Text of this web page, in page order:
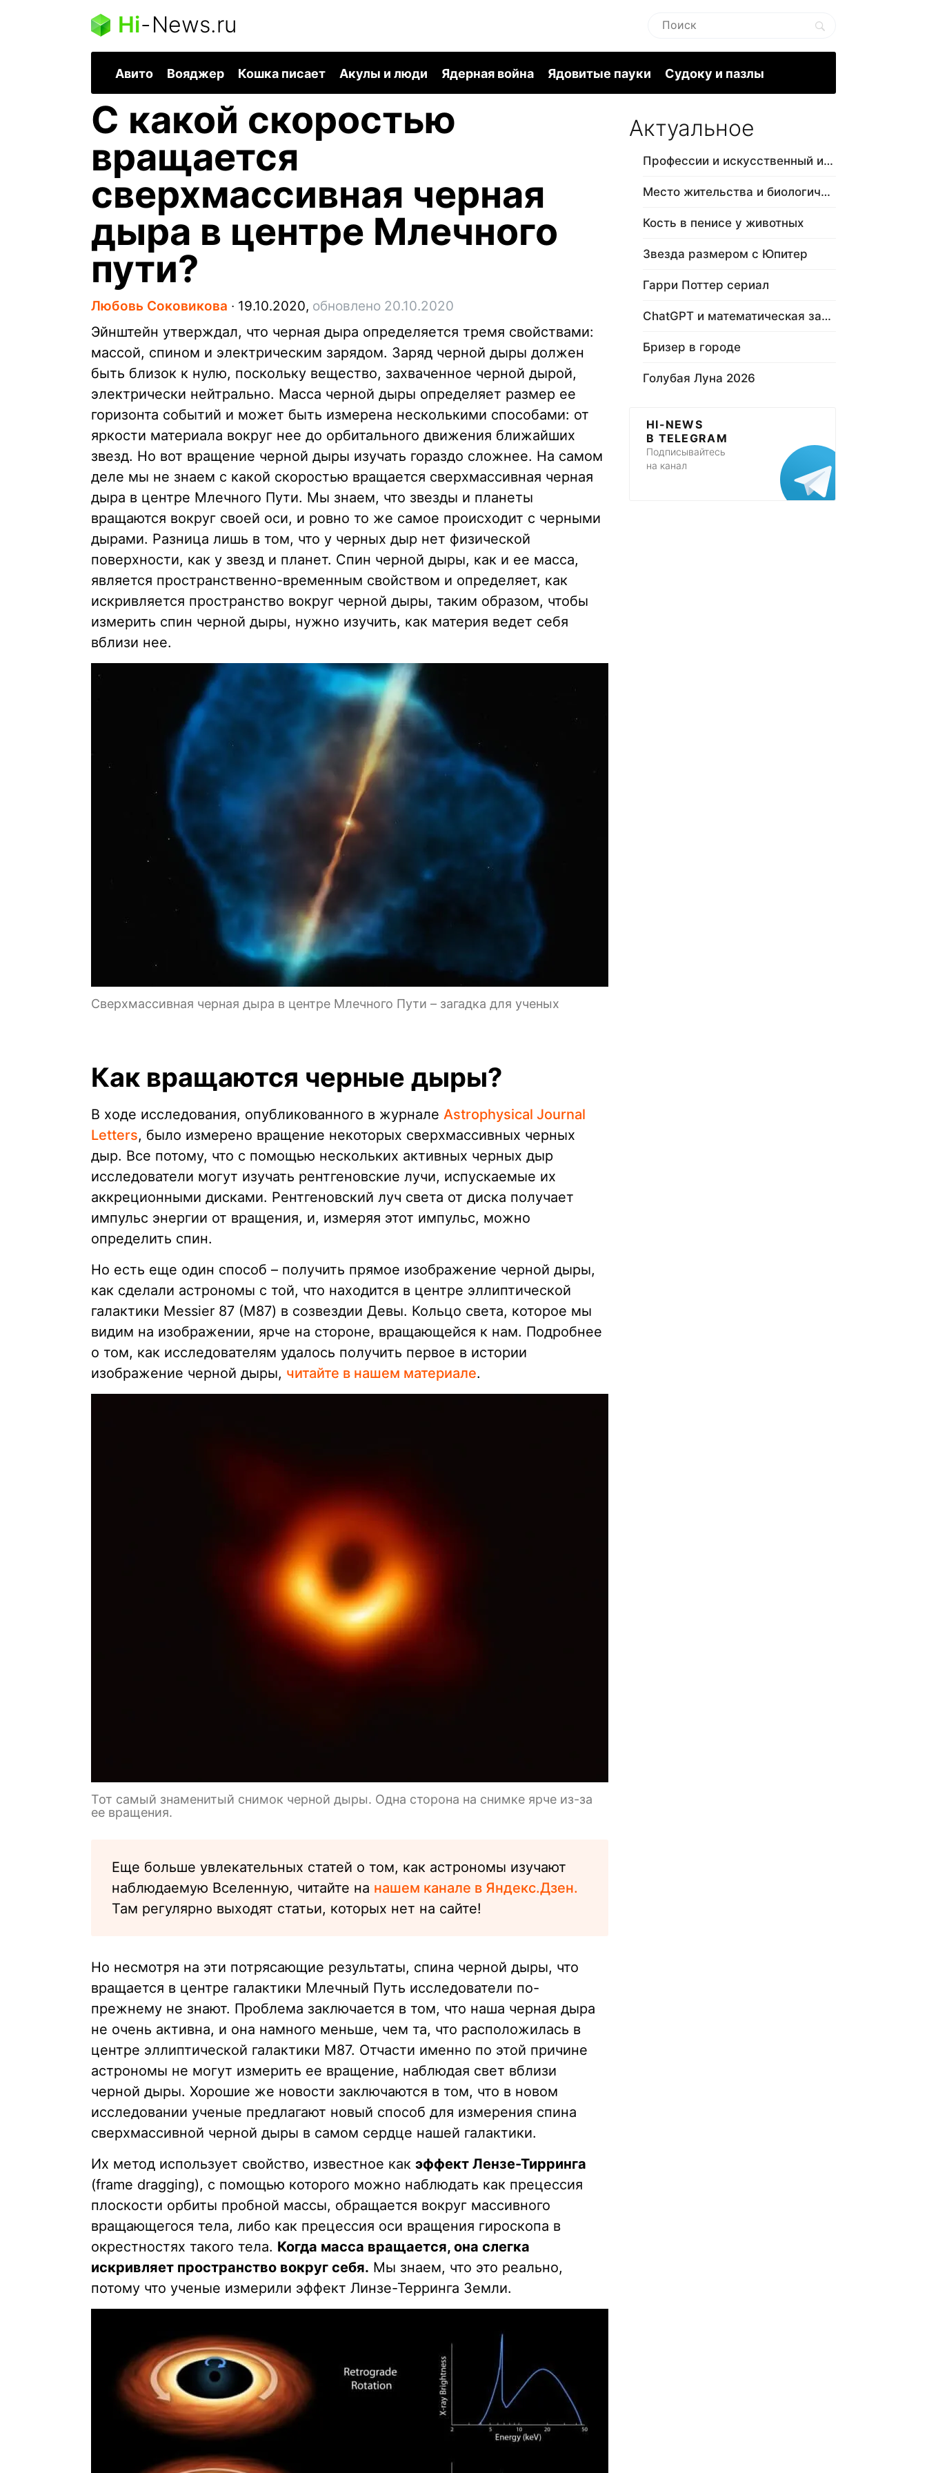
Hi-News.ru
Авито Вояджер Кошка писает Акулы и люди Ядерная война Ядовитые пауки Судоку и пазлы
С какой скоростью
вращается
сверхмассивная черная
дыра в центре Млечного
пути?
Любовь Соковикова ∙ 19.10.2020, обновлено 20.10.2020
Эйнштейн утверждал, что черная дыра определяется тремя свойствами:
массой, спином и электрическим зарядом. Заряд черной дыры должен
быть близок к нулю, поскольку вещество, захваченное черной дырой,
электрически нейтрально. Масса черной дыры определяет размер ее
горизонта событий и может быть измерена несколькими способами: от
яркости материала вокруг нее до орбитального движения ближайших
звезд. Но вот вращение черной дыры изучать гораздо сложнее. На самом
деле мы не знаем с какой скоростью вращается сверхмассивная черная
дыра в центре Млечного Пути. Мы знаем, что звезды и планеты
вращаются вокруг своей оси, и ровно то же самое происходит с черными
дырами. Разница лишь в том, что у черных дыр нет физической
поверхности, как у звезд и планет. Спин черной дыры, как и ее масса,
является пространственно-временным свойством и определяет, как
искривляется пространство вокруг черной дыры, таким образом, чтобы
измерить спин черной дыры, нужно изучить, как материя ведет себя
вблизи нее.
Сверхмассивная черная дыра в центре Млечного Пути – загадка для ученых
Как вращаются черные дыры?
В ходе исследования, опубликованного в журнале Astrophysical Journal
Letters, было измерено вращение некоторых сверхмассивных черных
дыр. Все потому, что с помощью нескольких активных черных дыр
исследователи могут изучать рентгеновские лучи, испускаемые их
аккреционными дисками. Рентгеновский луч света от диска получает
импульс энергии от вращения, и, измеряя этот импульс, можно
определить спин.
Но есть еще один способ – получить прямое изображение черной дыры,
как сделали астрономы с той, что находится в центре эллиптической
галактики Messier 87 (М87) в созвездии Девы. Кольцо света, которое мы
видим на изображении, ярче на стороне, вращающейся к нам. Подробнее
о том, как исследователям удалось получить первое в истории
изображение черной дыры, читайте в нашем материале.
Тот самый знаменитый снимок черной дыры. Одна сторона на снимке ярче из-за
ее вращения.
Еще больше увлекательных статей о том, как астрономы изучают
наблюдаемую Вселенную, читайте на нашем канале в Яндекс.Дзен.
Там регулярно выходят статьи, которых нет на сайте!
Но несмотря на эти потрясающие результаты, спина черной дыры, что
вращается в центре галактики Млечный Путь исследователи по-
прежнему не знают. Проблема заключается в том, что наша черная дыра
не очень активна, и она намного меньше, чем та, что расположилась в
центре эллиптической галактики М87. Отчасти именно по этой причине
астрономы не могут измерить ее вращение, наблюдая свет вблизи
черной дыры. Хорошие же новости заключаются в том, что в новом
исследовании ученые предлагают новый способ для измерения спина
сверхмассивной черной дыры в самом сердце нашей галактики.
Их метод использует свойство, известное как эффект Лензе-Тирринга
(frame dragging), с помощью которого можно наблюдать как прецессия
плоскости орбиты пробной массы, обращается вокруг массивного
вращающегося тела, либо как прецессия оси вращения гироскопа в
окрестностях такого тела. Когда масса вращается, она слегка
искривляет пространство вокруг себя. Мы знаем, что это реально,
потому что ученые измерили эффект Линзе-Терринга Земли.
Актуальное
Профессии и искусственный интеллект
Место жительства и биологический в…
Кость в пенисе у животных
Звезда размером с Юпитер
Гарри Поттер сериал
ChatGPT и математическая задача
Бризер в городе
Голубая Луна 2026
HI-NEWS
В TELEGRAM
Подписывайтесь
на канал